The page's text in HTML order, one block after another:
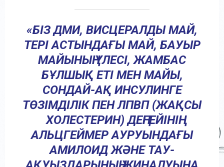
«БІЗ ДМИ, ВИСЦЕРАЛДЫ МАЙ,
ТЕРІ АСТЫНДАҒЫ МАЙ, БАУЫР
МАЙЫНЫҢ ҮЛЕСІ, ЖАМБАС
БҰЛШЫҚ ЕТІ МЕН МАЙЫ,
СОНДАЙ-АҚ ИНСУЛИНГЕ
ТӨЗІМДІЛІК ПЕН ЛПВП (ЖАҚСЫ
ХОЛЕСТЕРИН) ДЕҢГЕЙІНІҢ
АЛЬЦГЕЙМЕР АУРУЫНДАҒЫ
АМИЛОИД ЖӘНЕ ТАУ-